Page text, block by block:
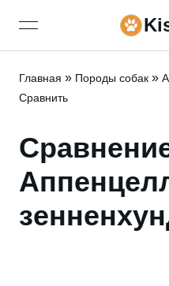
open navigation menu
Главная » Породы собак »
Сравнить